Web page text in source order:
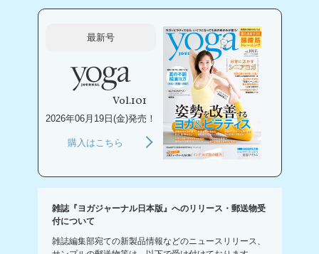
最新号
Vol.101
2026年06月19日(金)発売！
購入はこちら
雑誌『ヨガジャーナル日本版』へのリリース・郵送物受
付について
雑誌編集部宛ての新製品情報などのニュースリリース、